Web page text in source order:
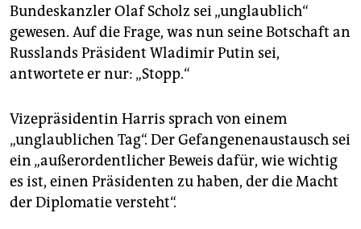
Bundeskanzler Olaf Scholz sei „unglaublich“
gewesen. Auf die Frage, was nun seine Botschaft an
Russlands Präsident Wladimir Putin sei,
antwortete er nur: „Stopp.“
Vizepräsidentin Harris sprach von einem
„unglaublichen Tag“. Der Gefangenenaustausch sei
ein „außerordentlicher Beweis dafür, wie wichtig
es ist, einen Präsidenten zu haben, der die Macht
der Diplomatie versteht“.